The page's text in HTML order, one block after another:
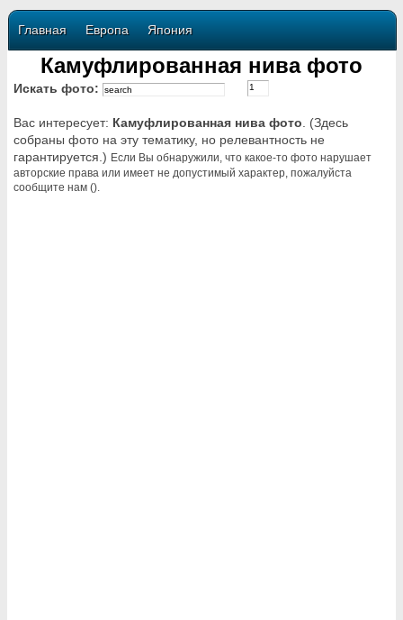
Главная Европа Япония
Камуфлированная нива фото
Искать фото:
Вас интересует: Камуфлированная нива фото . (Здесь
собраны фото на эту тематику, но релевантность не
гарантируется.) Если Вы обнаружили, что какое-то фото нарушает
авторские права или имеет не допустимый характер, пожалуйста
сообщите нам ().